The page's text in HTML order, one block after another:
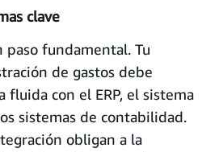
clave
paso fundamental. Tu
de gastos debe
fluida con el ERP, el sistema
sistemas de contabilidad.
obligan a la